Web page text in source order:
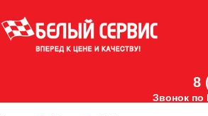
8
Звонок по